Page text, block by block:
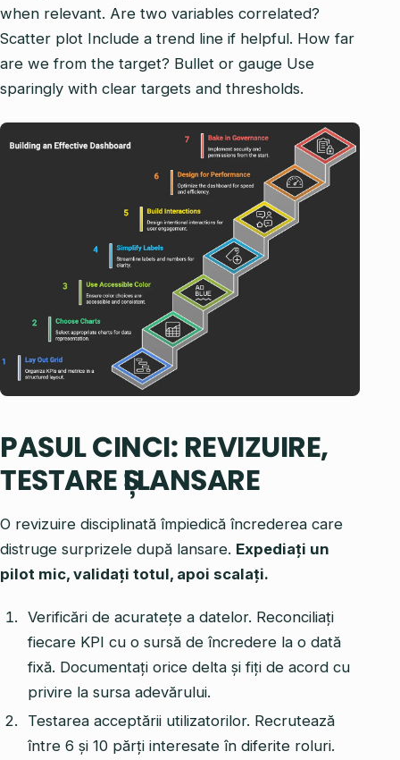
when relevant. Are two variables correlated?
Scatter plot Include a trend line if helpful. How far
are we from the target? Bullet or gauge Use
sparingly with clear targets and thresholds.
PASUL CINCI: REVIZUIRE,
TESTARE ȘI LANSARE
O revizuire disciplinată împiedică încrederea care
distruge surprizele după lansare. Expediați un
pilot mic, validați totul, apoi scalați.
Verificări de acuratețe a datelor. Reconciliați
fiecare KPI cu o sursă de încredere la o dată
fixă. Documentați orice delta și fiți de acord cu
privire la sursa adevărului.
Testarea acceptării utilizatorilor. Recrutează
între 6 și 10 părți interesate în diferite roluri.